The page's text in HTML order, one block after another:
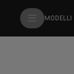
MODELLI